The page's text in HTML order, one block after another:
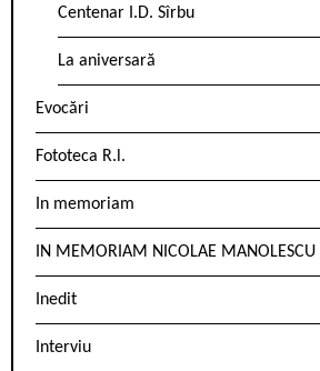
Centenar I.D. Sîrbu
La aniversară
Evocări
Fototeca R.l.
In memoriam
IN MEMORIAM NICOLAE MANOLESCU
Inedit
Interviu